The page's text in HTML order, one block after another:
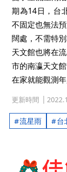
期為14日，台
不固定也無法
闊處，不需特
天文館也將在
市的南瀛天文
在家就能觀測
更新時間
流星雨 台